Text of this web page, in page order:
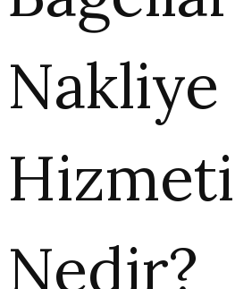
Nakliye
Hizmeti
Nedir?